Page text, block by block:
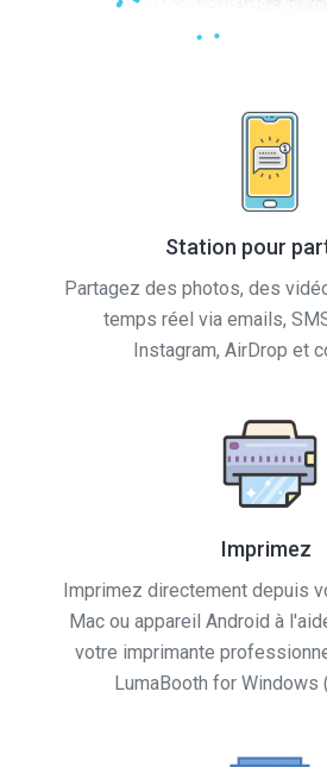
Station pour
Partagez des photos, des
temps réel via emails,
Instagram, AirDrop et
Imprimez
Imprimez directement depuis
Mac ou appareil Android à
votre imprimante
LumaBooth for Windows